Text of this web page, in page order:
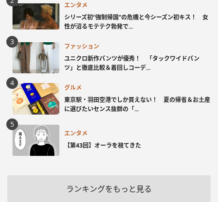
エンタメ
シリーズ初“強制帰国”の危機と今シーズン初キス！ 女
性が沼るモテテク勃発で...
ファッション
ユニクロ新作パンツが優秀！ 「タックワイドパン
ツ」と徹底比較＆着回しコーデ...
グルメ
東京駅・羽田空港でしか買えない！ 夏の帰省＆お土産
に選びたいセンス抜群の「...
エンタメ
【第43回】オーラを視てきた
ランキングをもっと見る